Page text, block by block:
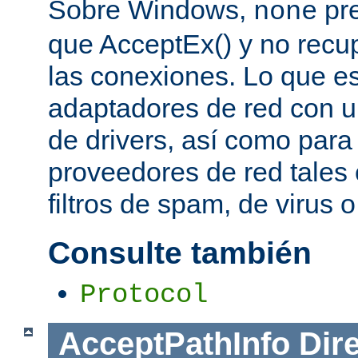
Sobre Windows, none
que AcceptEx() y no
las conexiones. Lo que
adaptadores de red con
de drivers, así como
proveedores de red
filtros de spam, de virus
Consulte también
Protocol
AcceptPathInfo